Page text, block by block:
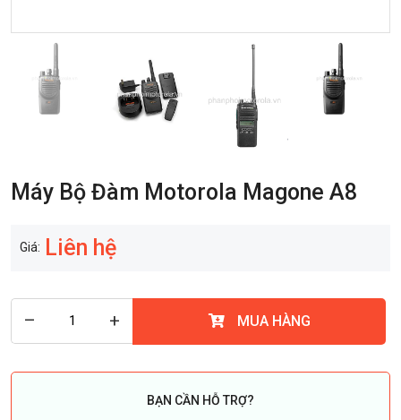
Máy Bộ Đàm Motorola Magone A8
Giá: Liên hệ
– + MUA HÀNG
BẠN CẦN HỖ TRỢ?